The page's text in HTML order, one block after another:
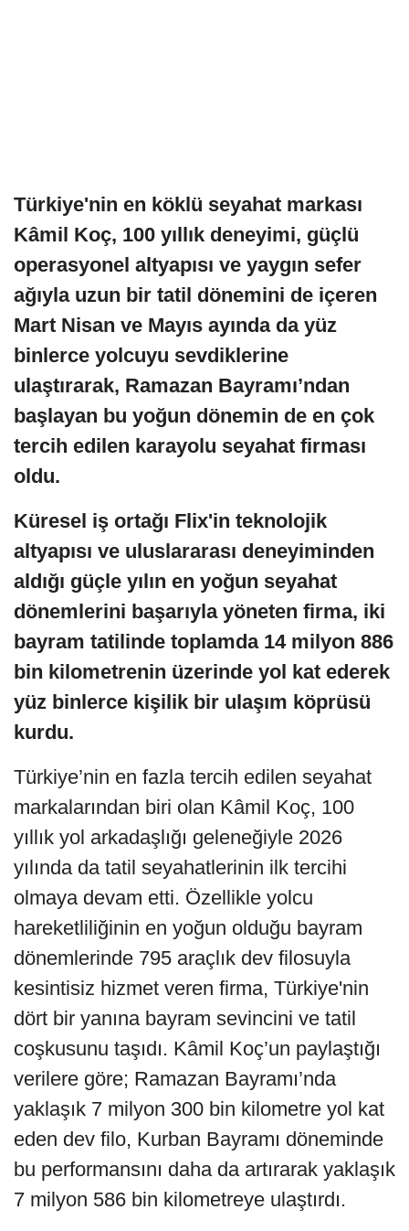
Türkiye'nin en köklü seyahat markası
Kâmil Koç, 100 yıllık deneyimi, güçlü
operasyonel altyapısı ve yaygın sefer
ağıyla uzun bir tatil dönemini de içeren
Mart Nisan ve Mayıs ayında da yüz
binlerce yolcuyu sevdiklerine
ulaştırarak, Ramazan Bayramı’ndan
başlayan bu yoğun dönemin de en çok
tercih edilen karayolu seyahat firması
oldu.
Küresel iş ortağı Flix'in teknolojik
altyapısı ve uluslararası deneyiminden
aldığı güçle yılın en yoğun seyahat
dönemlerini başarıyla yöneten firma, iki
bayram tatilinde toplamda 14 milyon 886
bin kilometrenin üzerinde yol kat ederek
yüz binlerce kişilik bir ulaşım köprüsü
kurdu.
Türkiye’nin en fazla tercih edilen seyahat
markalarından biri olan Kâmil Koç, 100
yıllık yol arkadaşlığı geleneğiyle 2026
yılında da tatil seyahatlerinin ilk tercihi
olmaya devam etti. Özellikle yolcu
hareketliliğinin en yoğun olduğu bayram
dönemlerinde 795 araçlık dev filosuyla
kesintisiz hizmet veren firma, Türkiye'nin
dört bir yanına bayram sevincini ve tatil
coşkusunu taşıdı. Kâmil Koç’un paylaştığı
verilere göre; Ramazan Bayramı’nda
yaklaşık 7 milyon 300 bin kilometre yol kat
eden dev filo, Kurban Bayramı döneminde
bu performansını daha da artırarak yaklaşık
7 milyon 586 bin kilometreye ulaştırdı.